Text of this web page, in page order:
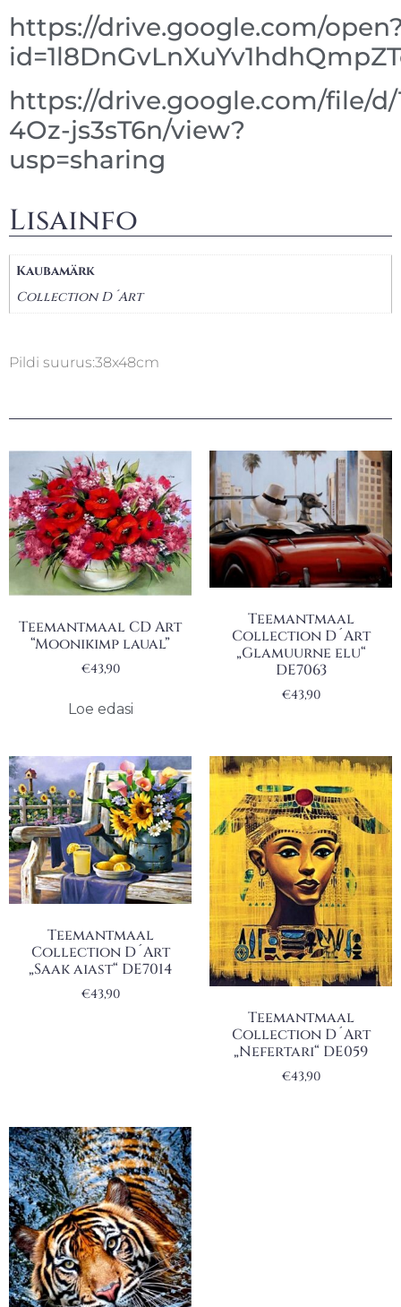
https://drive.google.com/
https://drive.google.com/file/d/
4Oz-js3sT6n/view?
usp=sharing
Lisainfo
Kaubamärk
Collection D´Art
Pildi suurus:38x48cm
Teemantmaal CD Art
“Moonikimp laual”
€43,90
Loe edasi
Teemantmaal
Collection D´Art
„Glamuurne elu“
DE7063
€43,90
Teemantmaal
Collection D´Art
„Saak aiast“ DE7014
€43,90
Teemantmaal
Collection D´Art
„Nefertari“ DE059
€43,90